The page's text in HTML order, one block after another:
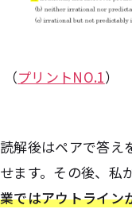
（プリントNO.1）
読解後はペアで答え
せます。その後、私
業ではアウトライン